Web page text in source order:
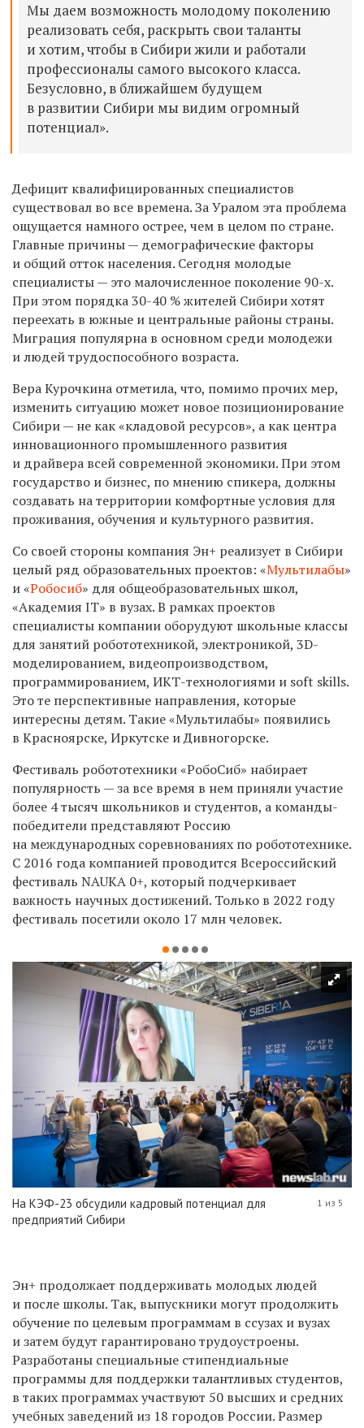
Мы даем возможность молодому поколению
реализовать себя, раскрыть свои таланты
и хотим, чтобы в Сибири жили и работали
профессионалы самого высокого класса.
Безусловно, в ближайшем будущем
в развитии Сибири мы видим огромный
потенциал».
Дефицит квалифицированных специалистов
существовал во все времена. За Уралом эта проблема
ощущается намного острее, чем в целом по стране.
Главные причины — демографические факторы
и общий отток населения. Сегодня молодые
специалисты — это малочисленное поколение 90-х.
При этом порядка 30-40 % жителей Сибири хотят
переехать в южные и центральные районы страны.
Миграция популярна в основном среди молодежи
и людей трудоспособного возраста.
Вера Курочкина отметила, что, помимо прочих мер,
изменить ситуацию может новое позиционирование
Сибири — не как «кладовой ресурсов», а как центра
инновационного промышленного развития
и драйвера всей современной экономики. При этом
государство и бизнес, по мнению спикера, должны
создавать на территории комфортные условия для
проживания, обучения и культурного развития.
Со своей стороны компания Эн+ реализует в Сибири
целый ряд образовательных проектов: «Мультилабы»
и «Робосиб» для общеобразовательных школ,
«Академия IT» в вузах. В рамках проектов
специалисты компании оборудуют школьные классы
для занятий робототехникой, электроникой, 3D-
моделированием, видеопроизводством,
программированием, ИКТ-технологиями и soft skills.
Это те перспективные направления, которые
интересны детям. Такие «Мультилабы» появились
в Красноярске, Иркутске и Дивногорске.
Фестиваль робототехники «РобоСиб» набирает
популярность — за все время в нем приняли участие
более 4 тысяч школьников и студентов, а команды-
победители представляют Россию
на международных соревнованиях по робототехнике.
С 2016 года компанией проводится Всероссийский
фестиваль NAUKA 0+, который подчеркивает
важность научных достижений. Только в 2022 году
фестиваль посетили около 17 млн человек.
На КЭФ-23 обсудили кадровый потенциал для
предприятий Сибири
1 из 5
Эн+ продолжает поддерживать молодых людей
и после школы. Так, выпускники могут продолжить
обучение по целевым программам в ссузах и вузах
и затем будут гарантировано трудоустроены.
Разработаны специальные стипендиальные
программы для поддержки талантливых студентов,
в таких программах участвуют 50 высших и средних
учебных заведений из 18 городов России. Размер